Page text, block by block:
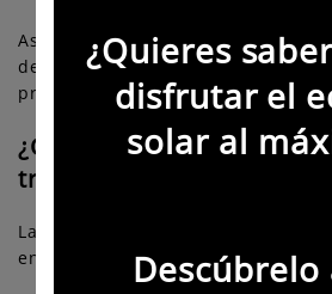
¿Quieres
disfrutar el
solar al
Descúbrelo
Asimismo, te comunicamos que
desde la recepción de tu
procederemos a su destrucción
¿Cuál es la legitimación
tratamiento de tus datos?
La base legal es tu
enviarnos tu CV.